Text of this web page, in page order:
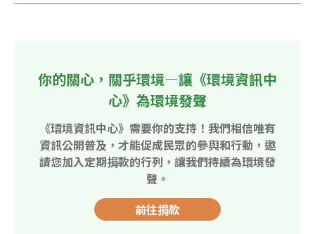
你的關心，關乎環境—讓《環境資訊中
心》為環境發聲
《環境資訊中心》需要你的支持！我們相信唯有
資訊公開普及，才能促成民眾的參與和行動，邀
請您加入定期捐款的行列，讓我們持續為環境發
聲。
前往捐款